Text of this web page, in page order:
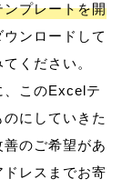
プレートを開
ンロードして
ください。
、このExcelテ
にしていきた
のご希望があ
レスまでお寄